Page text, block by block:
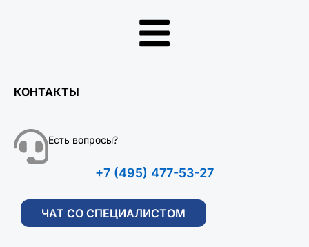
КОНТАКТЫ
Есть вопросы?
+7 (495) 477-53-27
ЧАТ СО СПЕЦИАЛИСТОМ